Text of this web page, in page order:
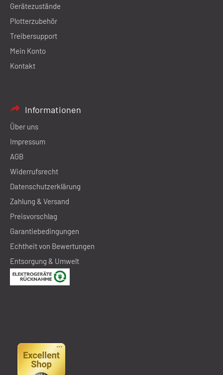
Gerätezustände
Plotterzubehör
Treibersupport
Mein Konto
Kontakt
Informationen
Über uns
Impressum
AGB
Widerrufsrecht
Datenschutzerklärung
Zahlung & Versand
Preisvorschlag
Garantiebedingungen
Echtheit von Bewertungen
Entsorgung & Umwelt